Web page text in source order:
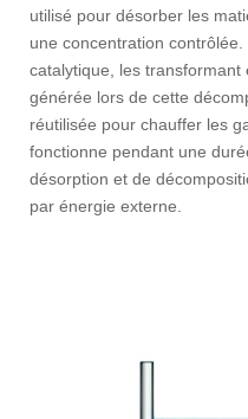
utilisé pour désorber les
une concentration
catalytique, les
générée lors de cette
réutilisée pour chauffer les
fonctionne pendant une
désorption et de
par énergie externe.